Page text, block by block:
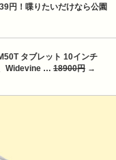
円！喋りたいだけなら公園
タブレット 10インチ
Widevine … 18900円 →